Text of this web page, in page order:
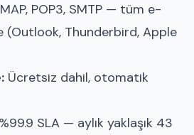
POP3, SMTP — tüm e-
Thunderbird, Apple
Ücretsiz dahil, otomatik
%99.9 SLA — aylık yaklaşık 43